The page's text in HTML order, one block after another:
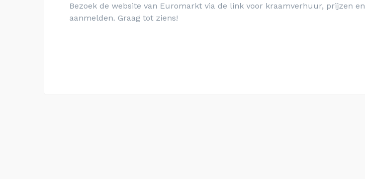
Bezoek de website van Euromarkt via de link voor kraamverhuur, prijzen en
aanmelden. Graag tot ziens!